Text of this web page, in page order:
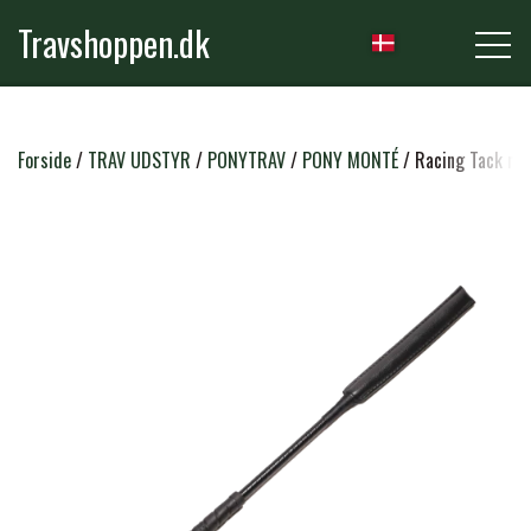
Travshoppen.dk
NYHEDER
TRENSER & TILBEHØR
SADLER & TILBEHØR
RIDEBUKSER & LEGGINS
TRØJER, BLUSER & T-SHIRTS
PLEJE & STALD
STRIGLER & TILBEHØR
Forside TRAV UDSTYR PONYTRAV PONY MONTÉ Racing Tack